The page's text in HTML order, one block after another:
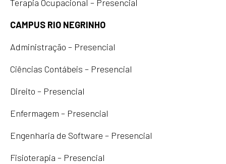
Terapia Ocupacional – Presencial
CAMPUS RIO NEGRINHO
Administração – Presencial
Ciências Contábeis – Presencial
Direito – Presencial
Enfermagem – Presencial
Engenharia de Software – Presencial
Fisioterapia – Presencial